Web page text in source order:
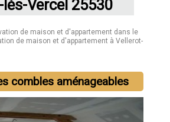
Vercel 25530
de maison et d'appartement dans le
de maison et d'appartement à Vellerot-
combles aménageables